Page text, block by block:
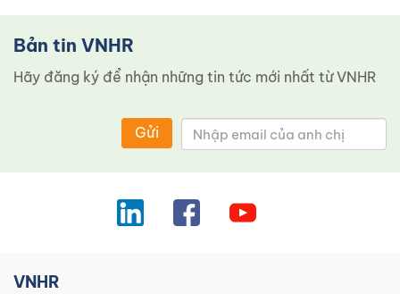
Bản tin VNHR
Hãy đăng ký để nhận những tin tức mới nhất từ ​​VNHR
Gửi
VNHR